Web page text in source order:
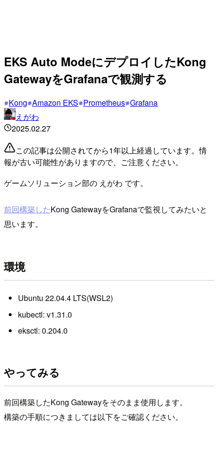
EKS Auto ModeにデプロイしたKong
GatewayをGrafanaで観測する
Kong Amazon EKS Prometheus Grafana
えがわ
2025.02.27
この記事は公開されてから1年以上経過しています。情
報が古い可能性がありますので、ご注意ください。
ゲームソリューション部の えがわ です。
前回構築したKong GatewayをGrafanaで監視してみたいと
思います。
環境
Ubuntu 22.04.4 LTS(WSL2)
kubectl: v1.31.0
eksctl: 0.204.0
やってみる
前回構築したKong Gatewayをそのまま使用します。
構築の手順につきましては以下をご確認ください。